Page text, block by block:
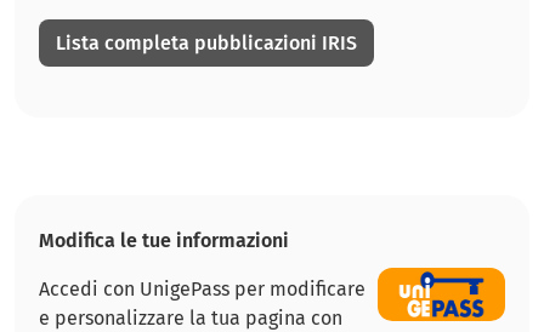
Lista completa pubblicazioni IRIS
Modifica le tue informazioni
Accedi con UnigePass per modificare
e personalizzare la tua pagina con